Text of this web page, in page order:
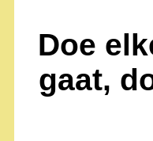
Doe
gaat,